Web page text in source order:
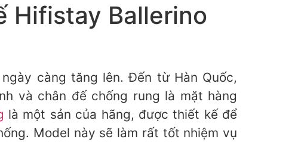
Hifistay Ballerino
càng tăng lên. Đến từ Hàn Quốc,
và chân đế chống rung là mặt hàng
là một sản của hãng, được thiết kế để
Model này sẽ làm rất tốt nhiệm vụ